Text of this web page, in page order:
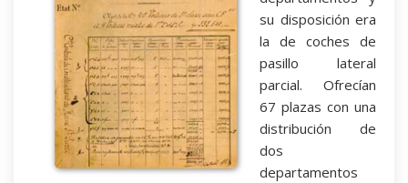
su disposición era
la de coches de
pasillo lateral
parcial. Ofrecían
67 plazas con una
distribución de
dos
departamentos